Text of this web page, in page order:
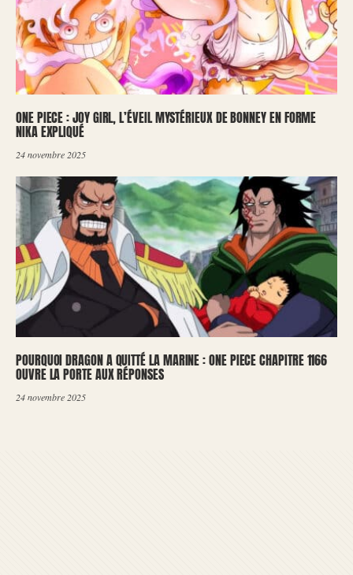
ONE PIECE : JOY GIRL, L’ÉVEIL MYSTÉRIEUX DE BONNEY EN FORME
NIKA EXPLIQUÉ
24 novembre 2025
POURQUOI DRAGON A QUITTÉ LA MARINE : ONE PIECE CHAPITRE 1166
OUVRE LA PORTE AUX RÉPONSES
24 novembre 2025